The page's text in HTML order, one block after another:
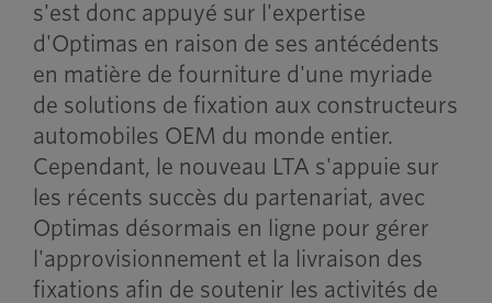
s'est donc appuyé sur l'expertise
d'Optimas en raison de ses antécédents
en matière de fourniture d'une myriade
de solutions de fixation aux constructeurs
automobiles OEM du monde entier.
Cependant, le nouveau LTA s'appuie sur
les récents succès du partenariat, avec
Optimas désormais en ligne pour gérer
l'approvisionnement et la livraison des
fixations afin de soutenir les activités de